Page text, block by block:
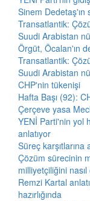
Sinem Dedetaş'ın
Transatlantik:
Suudi Arabistan
Örgüt, Öcalan'ın
Transatlantik:
Suudi Arabistan
CHP'nin tükenişi
Hafta Başı (92):
Çerçeve yasa
YENİ Parti'nin yol
anlatıyor
Süreç karşıtlarına
Çözüm sürecinin
milliyetçiliğini
Remzi Kartal
hazırlığında